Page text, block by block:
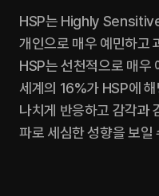
HSP는 Highly
개인으로 매우 예민하고
HSP는 선천적으로 매우
세계의 16%가 HSP에
나치게 반응하고 감각과
파로 세심한 성향을 보일